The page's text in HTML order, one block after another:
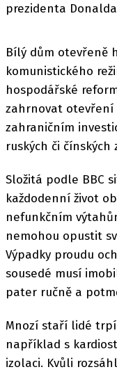
prezidenta
Bílý dům otevřeně
komunistického
hospodářské
zahrnovat otevření
zahraničním
ruských či čínských
Složitá podle BBC
každodenní život
nefunkčním
nemohou opustit
Výpadky proudu
sousedé musí
pater ručně a
Mnozí staří lidé
například s
izolaci. Kvůli